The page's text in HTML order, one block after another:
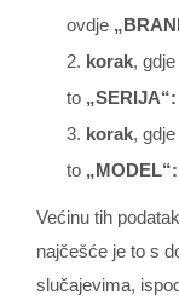
ovdje
korak,
to „SERIJA“:
korak,
to „MODEL“:
Većinu tih
najčešće je to s
slučajevima,